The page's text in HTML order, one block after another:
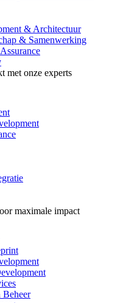
& Architectuur
& Samenwerking
met onze experts
maximale impact
Beheer